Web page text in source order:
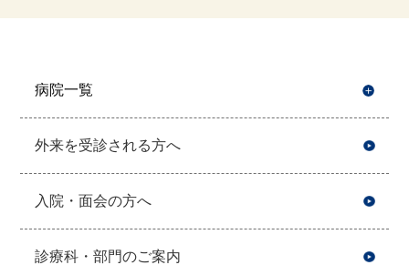
病院一覧
外来を受診される方へ
入院・面会の方へ
診療科・部門のご案内